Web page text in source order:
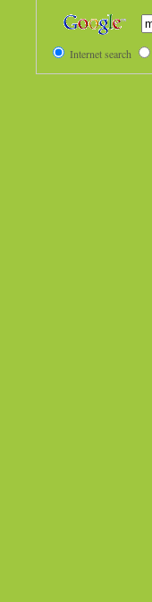
Internet search